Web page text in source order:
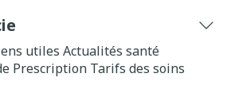
utiles Actualités santé
Prescription Tarifs des soins